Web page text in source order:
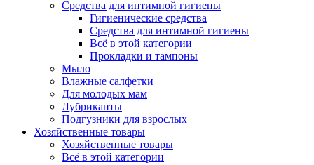
Средства для интимной гигиены
Гигиенические средства
Средства для интимной гигиены
Всё в этой категории
Прокладки и тампоны
Мыло
Влажные салфетки
Для молодых мам
Лубриканты
Подгузники для взрослых
Хозяйственные товары
Хозяйственные товары
Всё в этой категории